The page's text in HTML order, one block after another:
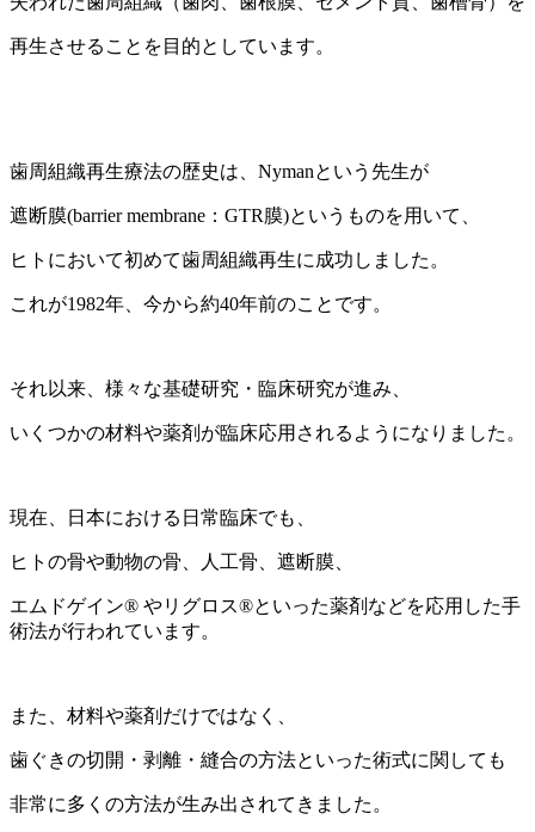
再生させることを目的としています。
歯周組織再生療法の歴史は、Nymanという先生が
遮断膜(barrier membrane：GTR膜)というものを用いて、
ヒトにおいて初めて歯周組織再生に成功しました。
これが1982年、今から約40年前のことです。
それ以来、様々な基礎研究・臨床研究が進み、
いくつかの材料や薬剤が臨床応用されるようになりました。
現在、日本における日常臨床でも、
ヒトの骨や動物の骨、人工骨、遮断膜、
エムドゲイン® やリグロス®といった薬剤などを応用した手
術法が行われています。
また、材料や薬剤だけではなく、
歯ぐきの切開・剥離・縫合の方法といった術式に関しても
非常に多くの方法が生み出されてきました。